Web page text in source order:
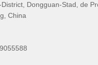
Dongguan-Stad, de
China